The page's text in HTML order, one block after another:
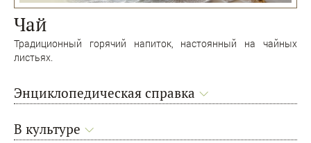
Чай
Традиционный горячий напиток, настоянный на чайных
листьях.
Энциклопедическая справка
В культуре